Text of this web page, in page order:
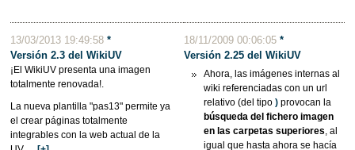
13/03/2013 19:49:58 *
Versión 2.3 del WikiUV
¡El WikiUV presenta una imagen
totalmente renovada!.
La nueva plantilla "pas13" permite ya
el crear páginas totalmente
integrables con la web actual de la
18/11/2009 00:06:05*
Versión 2.25 delWikiUV
Ahora, las imágenes internas al
wiki referenciadas con un url
relativo (del tipo) provocan la
búsqueda del fichero imagen
en las carpetas superiores, al
igual que hasta ahora se hacía